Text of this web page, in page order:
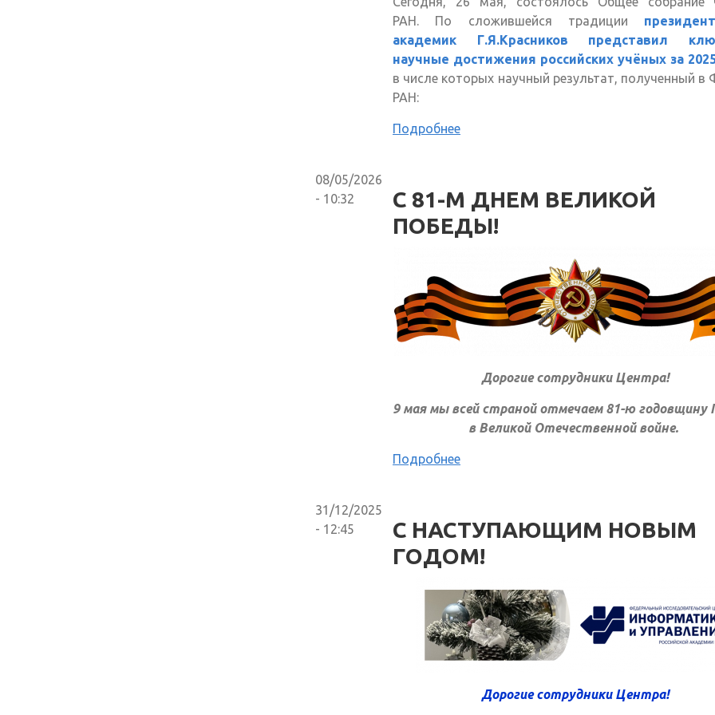
РАН. По сложившейся традиции
академик Г.Я.Красников представил
научные достижения российских учёных за
в числе которых научный результат, полученный
РАН:
Подробнее
08/05/2026
- 10:32
С 81-М ДНЕМ ВЕЛИКОЙ
ПОБЕДЫ!
Дорогие сотрудники Центра!
9 мая мы всей страной отмечаем 81-ю годовщину
в Великой Отечественной войне.
Подробнее
31/12/2025
- 12:45
С НАСТУПАЮЩИМ НОВЫМ
ГОДОМ!
Дорогие сотрудники Центра!